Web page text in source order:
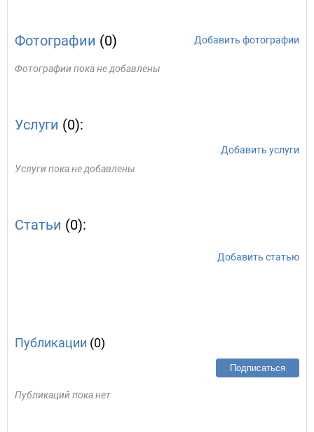
Фотографии (0) Добавить фотографии
Фотографии пока не добавлены
Услуги (0):
Добавить услуги
Услуги пока не добавлены
Статьи (0):
Добавить статью
Публикации (0)
Подписаться
Публикаций пока нет